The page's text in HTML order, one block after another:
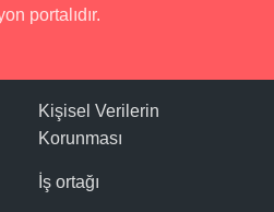
portalıdır.
Kişisel Verilerin
Korunması
İş ortağı